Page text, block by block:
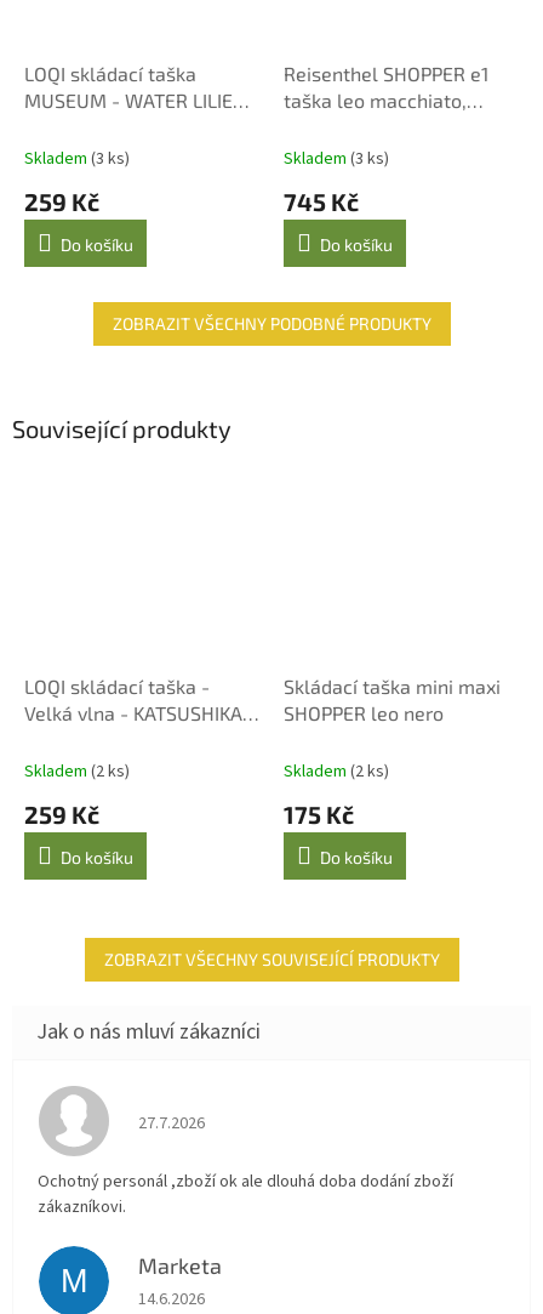
LOQI skládací taška
MUSEUM - WATER LILIES -
Skladem (3 ks)
259 Kč
Do košíku
Reisenthel SHOPPER e1
taška leo macchiato,
Skladem (3 ks)
745 Kč
Do košíku
ZOBRAZIT VŠECHNY PODOBNÉ PRODUKTY
Související produkty
LOQI skládací taška -
Velká vlna - KATSUSHIKA
Skladem (2 ks)
259 Kč
Do košíku
Skládací taška mini maxi
SHOPPER leo nero
Skladem (2 ks)
175 Kč
Do košíku
ZOBRAZIT VŠECHNY SOUVISEJÍCÍ PRODUKTY
Hodnocení obchodu je 4 z 5 hvězdiček.
27.7.2026
Ochotný personál ,zboží ok ale dlouhá doba dodání zboží
zákazníkovi.
M Marketa
Hodnocení obchodu je 5 z 5 hvězdiček.
14.6.2026